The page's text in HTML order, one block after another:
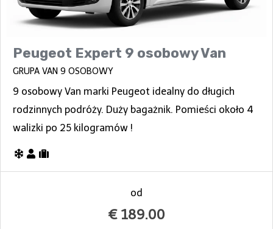
Peugeot Expert 9 osobowy Van
GRUPA VAN 9 OSOBOWY
9 osobowy Van marki Peugeot idealny do długich
rodzinnych podróży. Duży bagażnik. Pomieści około 4
walizki po 25 kilogramów !
od
€ 189.00